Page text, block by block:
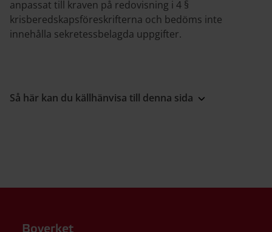
anpassat till kraven på redovisning i 4 §
krisberedskapsföreskrifterna och bedöms inte
innehålla sekretessbelagda uppgifter.
Så här kan du källhänvisa till denna sida